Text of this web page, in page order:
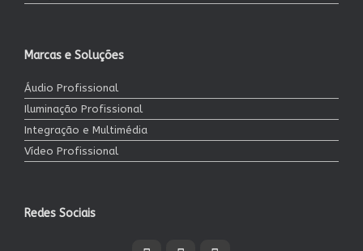
Marcas e Soluções
Áudio Profissional
Iluminação Profissional
Integração e Multimédia
Vídeo Profissional
Redes Sociais